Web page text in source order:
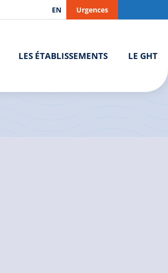
EN Urgences
LES ÉTABLISSEMENTS LE GHT